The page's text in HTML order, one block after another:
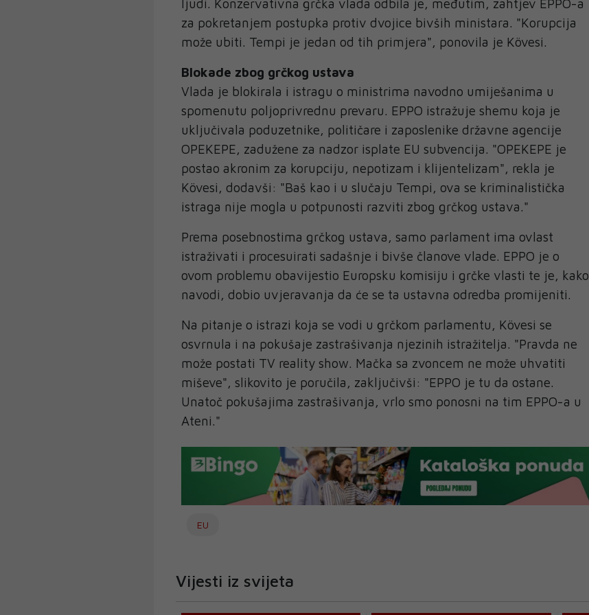
ljudi. Konzervativna grčka vlada odbila je, međutim, zahtjev EPPO-a
za pokretanjem postupka protiv dvojice bivših ministara. "Korupcija
može ubiti. Tempi je jedan od tih primjera", ponovila je Kövesi.
Blokade zbog grčkog ustava
Vlada je blokirala i istragu o ministrima navodno umiješanima u
spomenutu poljoprivrednu prevaru. EPPO istražuje shemu koja je
uključivala poduzetnike, političare i zaposlenike državne agencije
OPEKEPE, zadužene za nadzor isplate EU subvencija. "OPEKEPE je
postao akronim za korupciju, nepotizam i klijentelizam", rekla je
Kövesi, dodavši: "Baš kao i u slučaju Tempi, ova se kriminalistička
istraga nije mogla u potpunosti razviti zbog grčkog ustava."
Prema posebnostima grčkog ustava, samo parlament ima ovlast
istraživati i procesuirati sadašnje i bivše članove vlade. EPPO je o
ovom problemu obavijestio Europsku komisiju i grčke vlasti te je, kako
navodi, dobio uvjeravanja da će se ta ustavna odredba promijeniti.
Na pitanje o istrazi koja se vodi u grčkom parlamentu, Kövesi se
osvrnula i na pokušaje zastrašivanja njezinih istražitelja. "Pravda ne
može postati TV reality show. Mačka sa zvoncem ne može uhvatiti
miševe", slikovito je poručila, zaključivši: "EPPO je tu da ostane.
Unatoč pokušajima zastrašivanja, vrlo smo ponosni na tim EPPO-a u
Ateni."
EU
Vijesti iz svijeta